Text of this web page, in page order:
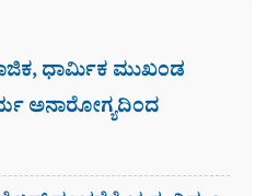
ಧಾರ್ಮಿಕ ಮುಖಂಡ
ಅನಾರೋಗ್ಯದಿಂದ